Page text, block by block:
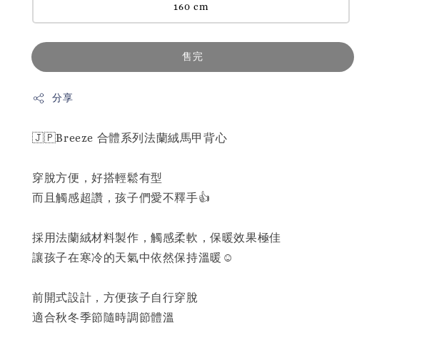
160 cm
售完
分享
🇯🇵Breeze 合體系列法蘭絨馬甲背心
穿脫方便，好搭輕鬆有型
而且觸感超讚，孩子們愛不釋手👍
採用法蘭絨材料製作，觸感柔軟，保暖效果極佳
讓孩子在寒冷的天氣中依然保持溫暖☺️
前開式設計，方便孩子自行穿脫
適合秋冬季節隨時調節體溫